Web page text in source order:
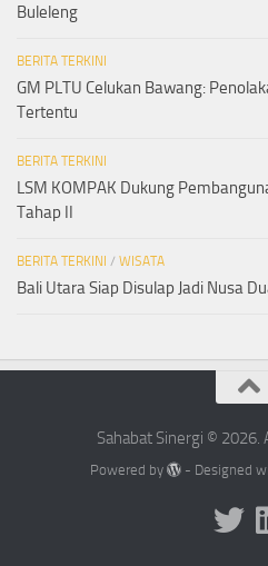
Buleleng
BERITA TERKINI
GM PLTU Celukan Bawang:
Tertentu
BERITA TERKINI
LSM KOMPAK Dukung
Tahap II
BERITA TERKINI / WISATA
Bali Utara Siap Disulap Jadi Nusa
Sahabat Sinergi © 2026.
Powered by - Designed